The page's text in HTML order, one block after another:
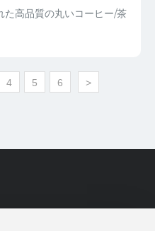
た高品質の丸いコーヒー/茶
4 5 6 >